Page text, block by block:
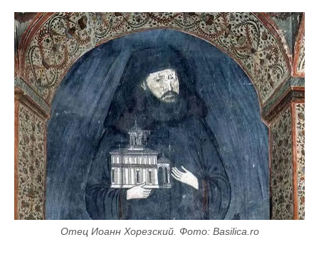
Отец Иоанн Хорезский. Фото: Basilica.ro